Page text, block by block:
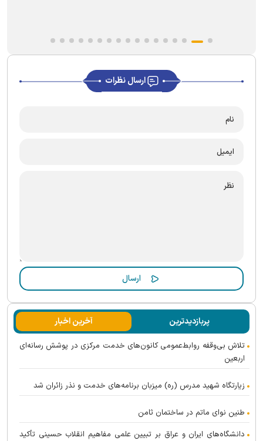
ارسال نظرات
پربازدیدترین آخرین اخبار
تلاش بی‌وقفه روابط‌عمومی کانون‌های خدمت مرکزی در پوشش رسانه‌ای
اربعین
زیارتگاه شهید مدرس (ره) میزبان برنامه‌های خدمت و نذر زائران شد
طنین نوای ماتم در ساختمان ثامن
دانشگاه‌های ایران و عراق بر تبیین علمی مفاهیم انقلاب حسینی تأکید